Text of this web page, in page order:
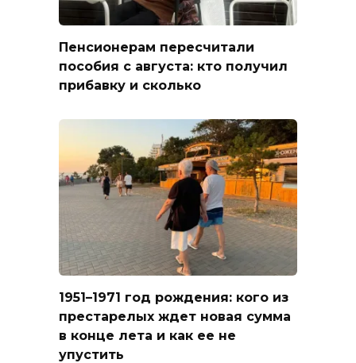
Пенсионерам пересчитали
пособия с августа: кто получил
прибавку и сколько
1951–1971 год рождения: кого из
престарелых ждет новая сумма
в конце лета и как ее не
упустить